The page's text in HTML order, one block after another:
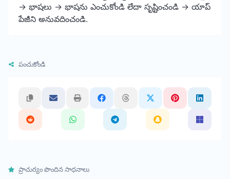
-> భాషలు -> భాషను ఎంచుకోండి లేదా సృష్టించండి -> యాప్
పేజీని అనువదించండి.
పంచుకోండి
ప్రాచుర్యం పొందిన సాధనాలు